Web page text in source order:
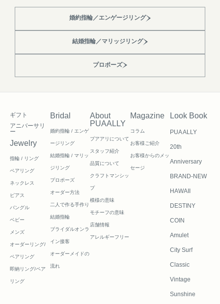
婚約指輪／エンゲージリング
結婚指輪／マリッジリング
プロポーズ
ギフト
アニバーサリ
ー
Jewelry
指輪 / リング
ペアリング
ネックレス
ピアス
バングル
ベビー
メンズ
オーダーリング/
ペアリング
即納リング/ペア
リング
Bridal
婚約指輪 / エンゲ
ージリング
結婚指輪 / マリッ
ジリング
プロポーズ
オーダー方法
二人で作る手作り
結婚指輪
ブライダルオンラ
イン接客
オーダーメイドの
流れ
About
PUAALLY
プアアリについて
スタッフ紹介
品質について
クラフトマンシッ
プ
模様の意味
モチーフの意味
店舗情報
アレルギーフリー
Magazine
コラム
お客様ご紹介
お客様からのメッ
セージ
Look Book
PUA ALLY
20th
Anniversary
BRAND-NEW
HAWAII
DESTINY
COIN
Amulet
City Surf
Classic
Vintage
Sunshine